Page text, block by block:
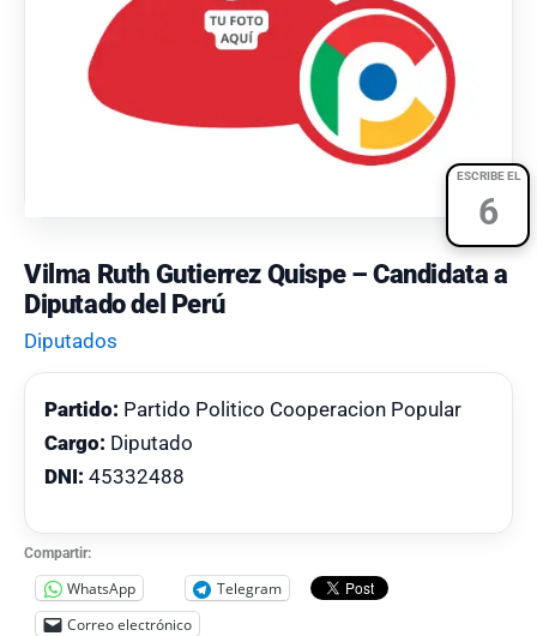
ESCRIBE EL
6
Vilma Ruth Gutierrez Quispe – Candidata a
Diputado del Perú
Diputados
Partido: Partido Politico Cooperacion Popular
Cargo: Diputado
DNI: 45332488
Compartir:
WhatsApp
Telegram
Correo electrónico